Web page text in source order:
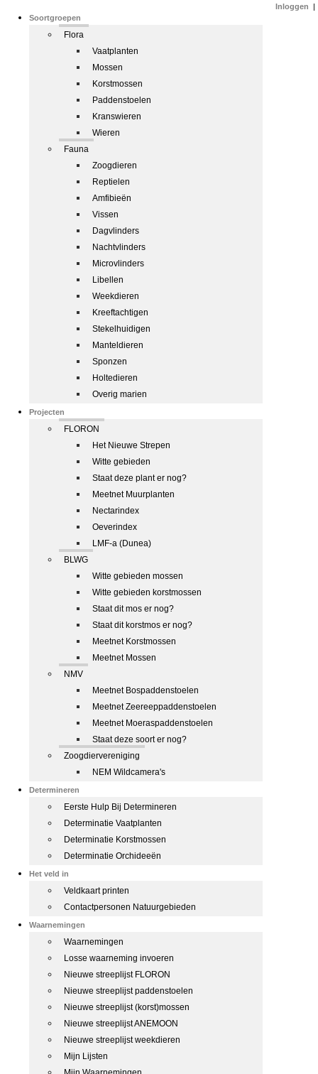
Soortgroepen
Flora
Vaatplanten
Mossen
Korstmossen
Paddenstoelen
Kranswieren
Wieren
Fauna
Zoogdieren
Reptielen
Amfibieën
Vissen
Dagvlinders
Nachtvlinders
Microvlinders
Libellen
Weekdieren
Kreeftachtigen
Stekelhuidigen
Manteldieren
Sponzen
Holtedieren
Overig marien
Projecten
FLORON
Het Nieuwe Strepen
Witte gebieden
Staat deze plant er nog?
Meetnet Muurplanten
Nectarindex
Oeverindex
LMF-a (Dunea)
BLWG
Witte gebieden mossen
Witte gebieden korstmossen
Staat dit mos er nog?
Staat dit korstmos er nog?
Meetnet Korstmossen
Meetnet Mossen
NMV
Meetnet Bospaddenstoelen
Meetnet Zeereeppaddenstoelen
Meetnet Moeraspaddenstoelen
Staat deze soort er nog?
Zoogdiervereniging
NEM Wildcamera's
Determineren
Eerste Hulp Bij Determineren
Determinatie Vaatplanten
Determinatie Korstmossen
Determinatie Orchideeën
Het veld in
Veldkaart printen
Contactpersonen Natuurgebieden
Waarnemingen
Waarnemingen
Losse waarneming invoeren
Nieuwe streeplijst FLORON
Nieuwe streeplijst paddenstoelen
Nieuwe streeplijst (korst)mossen
Nieuwe streeplijst ANEMOON
Nieuwe streeplijst weekdieren
Mijn Lijsten
Inloggen |